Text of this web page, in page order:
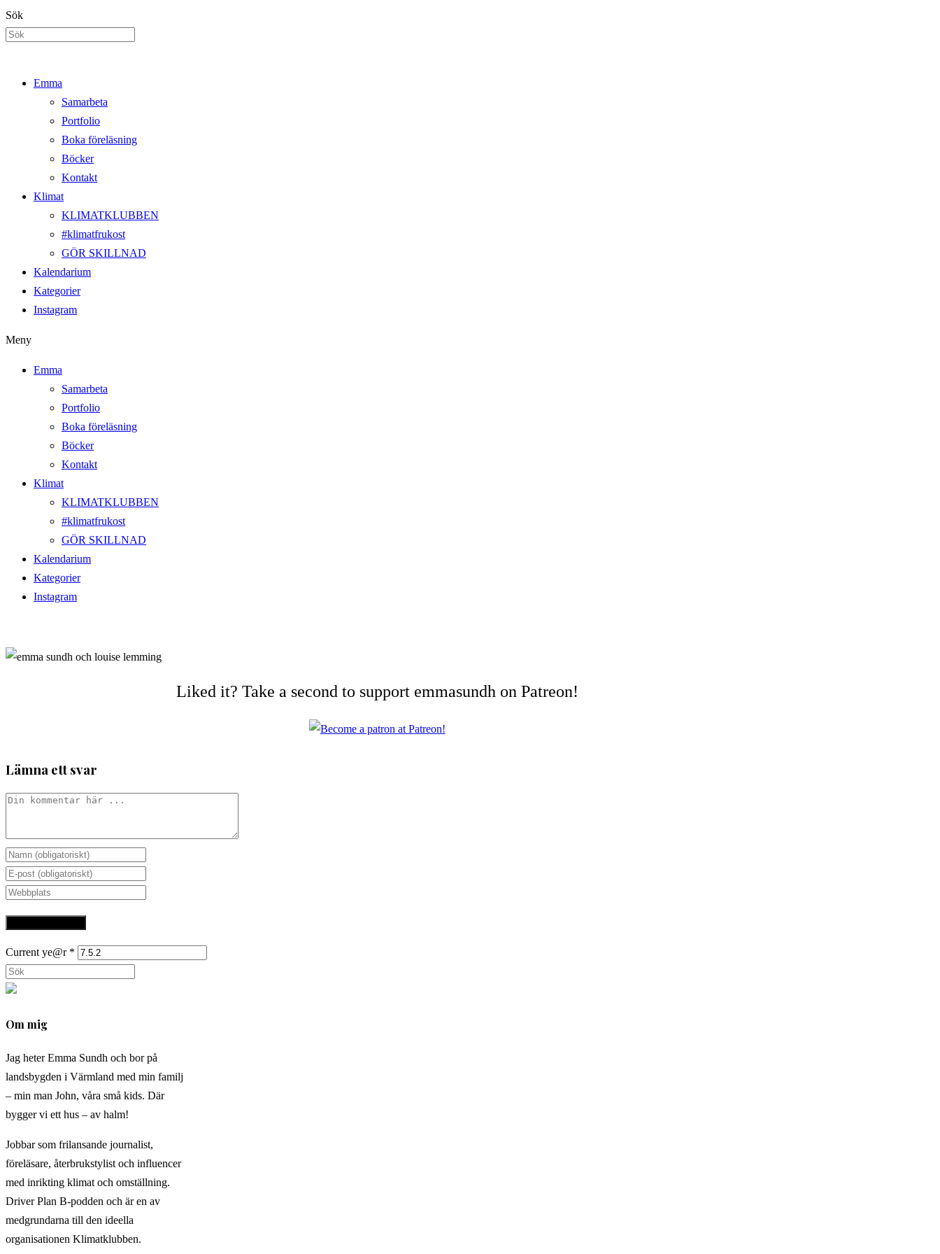
Hoppa
till
Sök
Emma
Samarbeta
Portfolio
Boka föreläsning
Böcker
Kontakt
Klimat
KLIMATKLUBBEN
#klimatfrukost
GÖR SKILLNAD
Kalendarium
Kategorier
Instagram
Meny
Emma
Samarbeta
Portfolio
Boka föreläsning
Böcker
Kontakt
Klimat
KLIMATKLUBBEN
#klimatfrukost
GÖR SKILLNAD
Kalendarium
Kategorier
Instagram
Liked it? Take a second to support emmasundh on Patreon!
Lämna ett svar
Kommentar
Ange
ditt
namn
användarnamn
för
att
kommentera
Ange
din
postadress
för
att
kommentera
Ange
till
din
webbplats
(valfritt)
Current ye@r *
Sök
på
webbplats
Om mig
Jag heter Emma Sundh och bor på
landsbygden i Värmland med min familj
– min man John, våra små kids. Där
bygger vi ett hus – av halm!
Jobbar som frilansande journalist,
föreläsare, återbrukstylist och influencer
med inrikting klimat och omställning.
Driver Plan B-podden och är en av
medgrundarna till den ideella
organisationen Klimatklubben.